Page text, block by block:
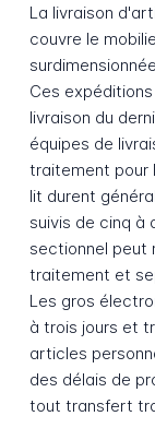
La livraison
couvre le
Ces
livraison du
équipes de
traitement pour
lit durent
suivis de cinq à
sectionnel peut
traitement et
Les gros
à trois jours et
articles
des délais de
tout transfert